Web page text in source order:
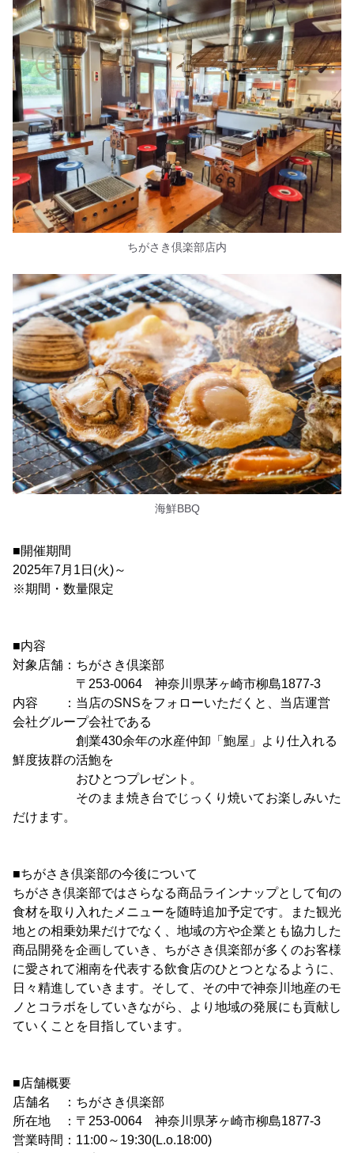
ちがさき倶楽部店内
海鮮BBQ
■開催期間
2025年7月1日(火)～
※期間・数量限定
■内容
対象店舗：ちがさき倶楽部
〒253-0064 神奈川県茅ヶ崎市柳島1877-3
内容 ：当店のSNSをフォローいただくと、当店運営
会社グループ会社である
創業430余年の水産仲卸「鮑屋」より仕入れる
鮮度抜群の活鮑を
おひとつプレゼント。
そのまま焼き台でじっくり焼いてお楽しみいた
だけます。
■ちがさき倶楽部の今後について
ちがさき倶楽部ではさらなる商品ラインナップとして旬の
食材を取り入れたメニューを随時追加予定です。また観光
地との相乗効果だけでなく、地域の方や企業とも協力した
商品開発を企画していき、ちがさき倶楽部が多くのお客様
に愛されて湘南を代表する飲食店のひとつとなるように、
日々精進していきます。そして、その中で神奈川地産のモ
ノとコラボをしていきながら、より地域の発展にも貢献し
ていくことを目指しています。
■店舗概要
店舗名 ：ちがさき倶楽部
所在地 ：〒253-0064 神奈川県茅ヶ崎市柳島1877-3
営業時間：11:00～19:30(L.o.18:00)